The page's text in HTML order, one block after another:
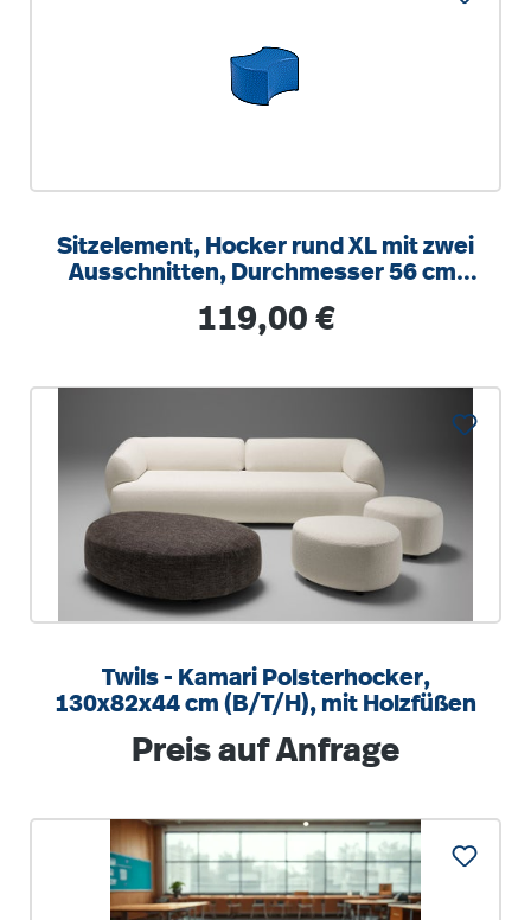
Sitzelement, Hocker rund XL mit zwei
Ausschnitten, Durchmesser 56 cm,
Regulärer Preis:
119,00 €
Twils - Kamari Polsterhocker,
130x82x44 cm (B/T/H), mit Holzfüßen
Regulärer Preis:
Preis auf Anfrage